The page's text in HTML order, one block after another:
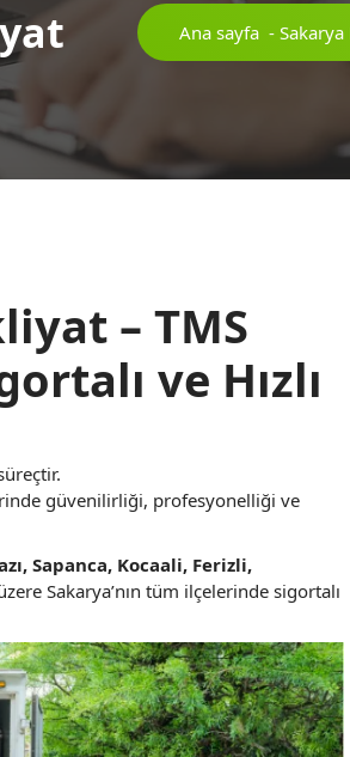
Ana sayfa -
– TMS
ve Hızlı
güvenilirliği, profesyonelliği ve
Sapanca, Kocaali, Ferizli,
Sakarya’nın tüm ilçelerinde sigortalı